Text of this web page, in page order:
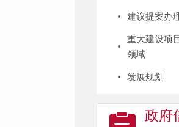
建议提案办
重大建设项
领域
发展规划
政府